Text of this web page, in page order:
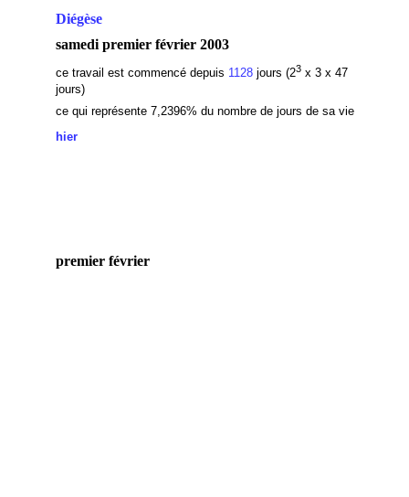
Diégèse
samedi premier février 2003
ce travail est commencé depuis 1128jours (23x 3 x 47
jours)
ce qui représente 7,2396% du nombre de jours de sa vie
hier
premier février